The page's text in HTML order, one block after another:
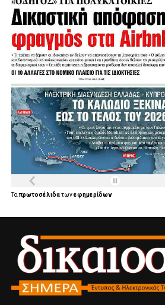
Ταπρωτοσέλιδατωνεφημερίδων